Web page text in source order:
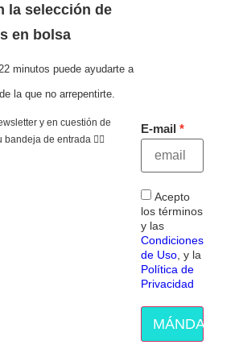
la selección de
en bolsa
minutos puede ayudarte a
la que no arrepentirte.
y en cuestión de
de entrada 👇🏻
E-mail
Acepto
los términos
y las
Condiciones
de Uso, y la
Política de
Privacidad
MÁNDAME